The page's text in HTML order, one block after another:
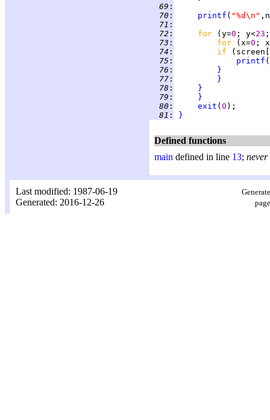
  69
:
  70
: printf ( "%d\n"
  71
:
  72
: for (y=0 ; y<23
  73
: for (x=0 ;
  74
: if
  75
: printf (
  76
:
}
  77
:
}
  78
:
}
  79
:
}
  80
: exit ( 0
  81
: }
Defined functions
main defined in line 13; never
Last modified: 1987-06-19
Generated: 2016-12-26